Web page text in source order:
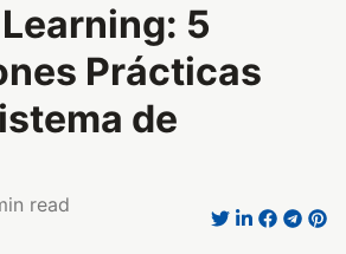
5
Prácticas
de
read